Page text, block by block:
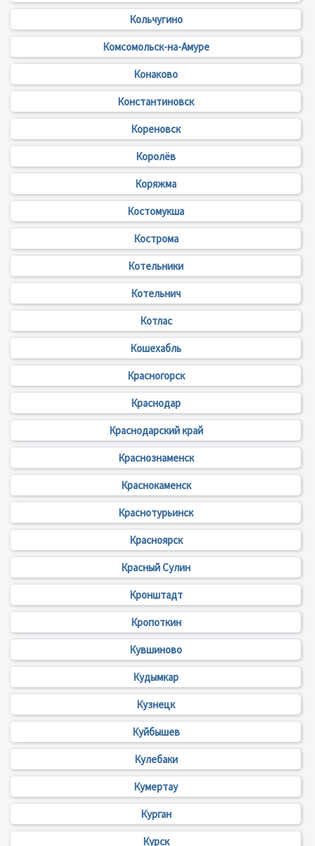
Кольчугино
Комсомольск-на-Амуре
Конаково
Константиновск
Кореновск
Королёв
Коряжма
Костомукша
Кострома
Котельники
Котельнич
Котлас
Кошехабль
Красногорск
Краснодар
Краснодарский край
Краснознаменск
Краснокаменск
Краснотурьинск
Красноярск
Красный Сулин
Кронштадт
Кропоткин
Кувшиново
Кудымкар
Кузнецк
Куйбышев
Кулебаки
Кумертау
Курган
Курск